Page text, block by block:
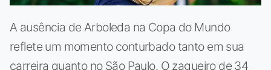
A ausência de Arboleda na Copa do Mundo
reflete um momento conturbado tanto em sua
carreira quanto no São Paulo. O zagueiro de 34